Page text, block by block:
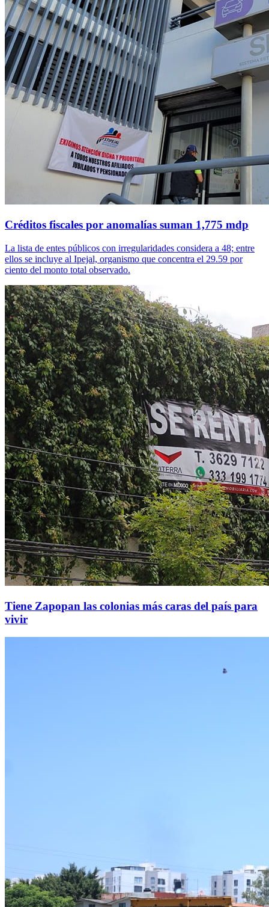
Créditos fiscales por anomalías suman 1,775 mdp
La lista de entes públicos con irregularidades considera a 48; entre
ellos se incluye al Ipejal, organismo que concentra el 29.59 por
ciento del monto total observado.
Tiene Zapopan las colonias más caras del país para
vivir